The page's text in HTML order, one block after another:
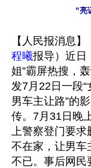
“亮
【人民报消息
程曦报导）近日
姐”霸屏热搜，
发7月22日一段“
男车主让路”的
传。7月31日晚
上警察登门要求
不在家，让男车
不已。事后网民